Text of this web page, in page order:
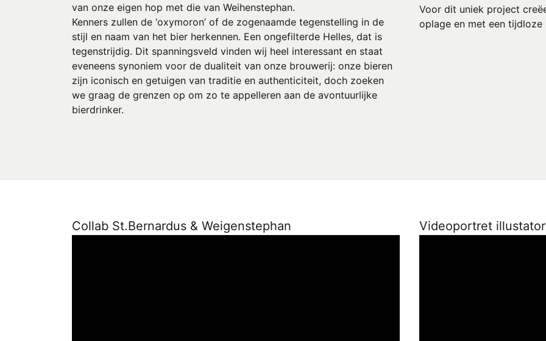
van onze eigen hop met die van Weihenstephan.
Kenners zullen de ‘oxymoron’ of de zogenaamde tegenstelling in de
stijl en naam van het bier herkennen. Een ongefilterde Helles, dat is
tegenstrijdig. Dit spanningsveld vinden wij heel interessant en staat
eveneens synoniem voor de dualiteit van onze brouwerij: onze bieren
zijn iconisch en getuigen van traditie en authenticiteit, doch zoeken
we graag de grenzen op om zo te appelleren aan de avontuurlijke
bierdrinker.
Voor dit uniek project
oplage en met een tijdloze
Collab St.Bernardus & Weigenstephan Videoportret